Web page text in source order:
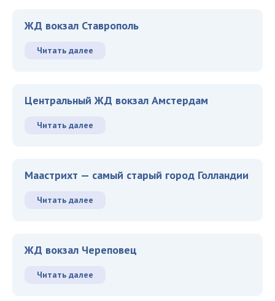
ЖД вокзал Ставрополь
Читать далее
Центральный ЖД вокзал Амстердам
Читать далее
Маастрихт — самый старый город Голландии
Читать далее
ЖД вокзал Череповец
Читать далее